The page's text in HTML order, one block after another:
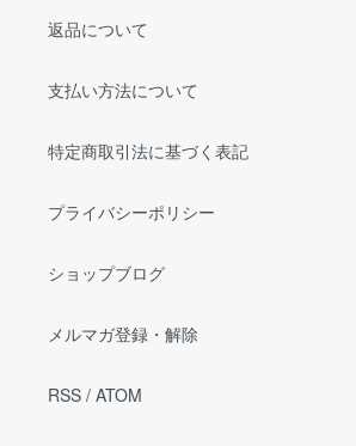
返品について
支払い方法について
特定商取引法に基づく表記
プライバシーポリシー
ショップブログ
メルマガ登録・解除
RSS / ATOM